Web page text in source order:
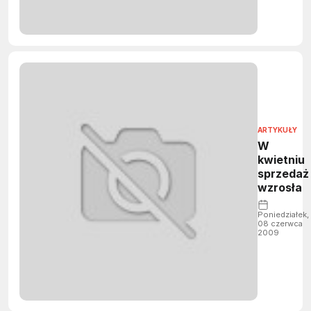
ARTYKUŁY
W
kwietniu
sprzedaż
wzrosła
Poniedziałek,
08 czerwca
2009